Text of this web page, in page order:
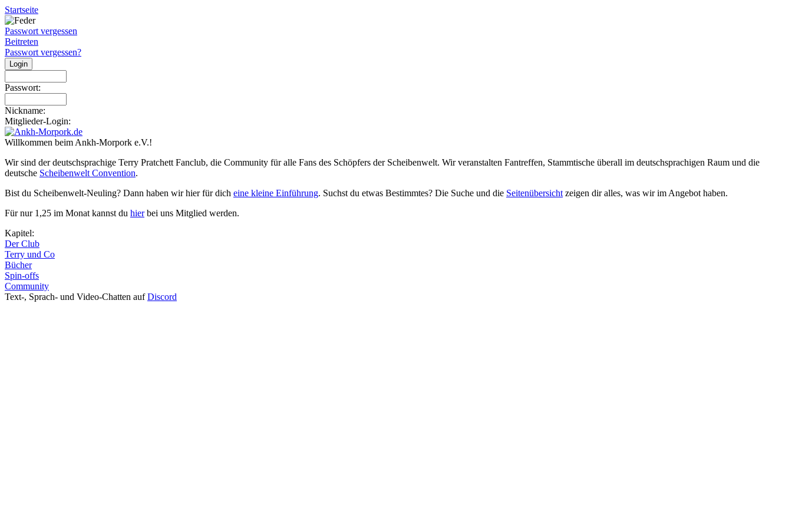
Startseite
Passwort vergessen
Beitreten
Passwort vergessen?
Passwort:
Nickname:
Mitglieder-Login:
Willkommen beim Ankh-Morpork e.V.!
Wir sind der deutschsprachige Terry Pratchett Fanclub, die Community für alle Fans des Schöpfers der Scheibenwelt. Wir veranstalten Fantreffen, Stammtische überall im deutschsprachigen Raum und die
deutsche Scheibenwelt Convention.
Bist du Scheibenwelt-Neuling? Dann haben wir hier für dich eine kleine Einführung. Suchst du etwas Bestimmtes? Die Suche und die Seitenübersicht zeigen dir alles, was wir im Angebot haben.
Für nur 1,25 im Monat kannst du hierbei uns Mitglied werden.
Kapitel:
Der Club
Terry und Co
Bücher
Spin-offs
Community
Text-, Sprach- und Video-Chatten aufDiscord